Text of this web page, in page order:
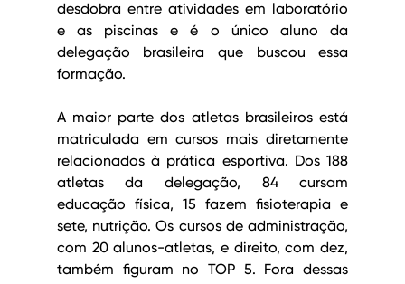
desdobra entre atividades em laboratório
e as piscinas e é o único aluno da
delegação brasileira que buscou essa
formação.
A maior parte dos atletas brasileiros está
matriculada em cursos mais diretamente
relacionados à prática esportiva. Dos 188
atletas da delegação, 84 cursam
educação física, 15 fazem fisioterapia e
sete, nutrição. Os cursos de administração,
com 20 alunos-atletas, e direito, com dez,
também figuram no TOP 5. Fora dessas